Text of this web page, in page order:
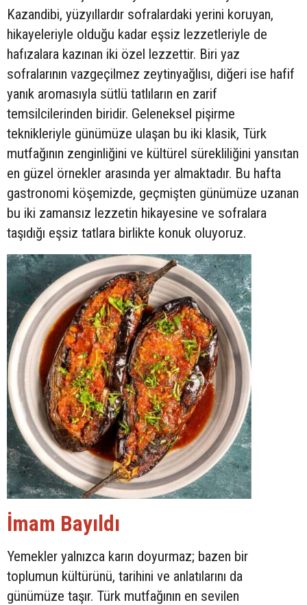
Kazandibi, yüzyıllardır sofralardaki yerini koruyan,
hikayeleriyle olduğu kadar eşsiz lezzetleriyle de
hafızalara kazınan iki özel lezzettir. Biri yaz
sofralarının vazgeçilmez zeytinyağlısı, diğeri ise hafif
yanık aromasıyla sütlü tatlıların en zarif
temsilcilerinden biridir. Geleneksel pişirme
teknikleriyle günümüze ulaşan bu iki klasik, Türk
mutfağının zenginliğini ve kültürel sürekliliğini yansıtan
en güzel örnekler arasında yer almaktadır. Bu hafta
gastronomi köşemizde, geçmişten günümüze uzanan
bu iki zamansız lezzetin hikayesine ve sofralara
taşıdığı eşsiz tatlara birlikte konuk oluyoruz.
İmam Bayıldı
Yemekler yalnızca karın doyurmaz; bazen bir
toplumun kültürünü, tarihini ve anlatılarını da
günümüze taşır. Türk mutfağının en sevilen